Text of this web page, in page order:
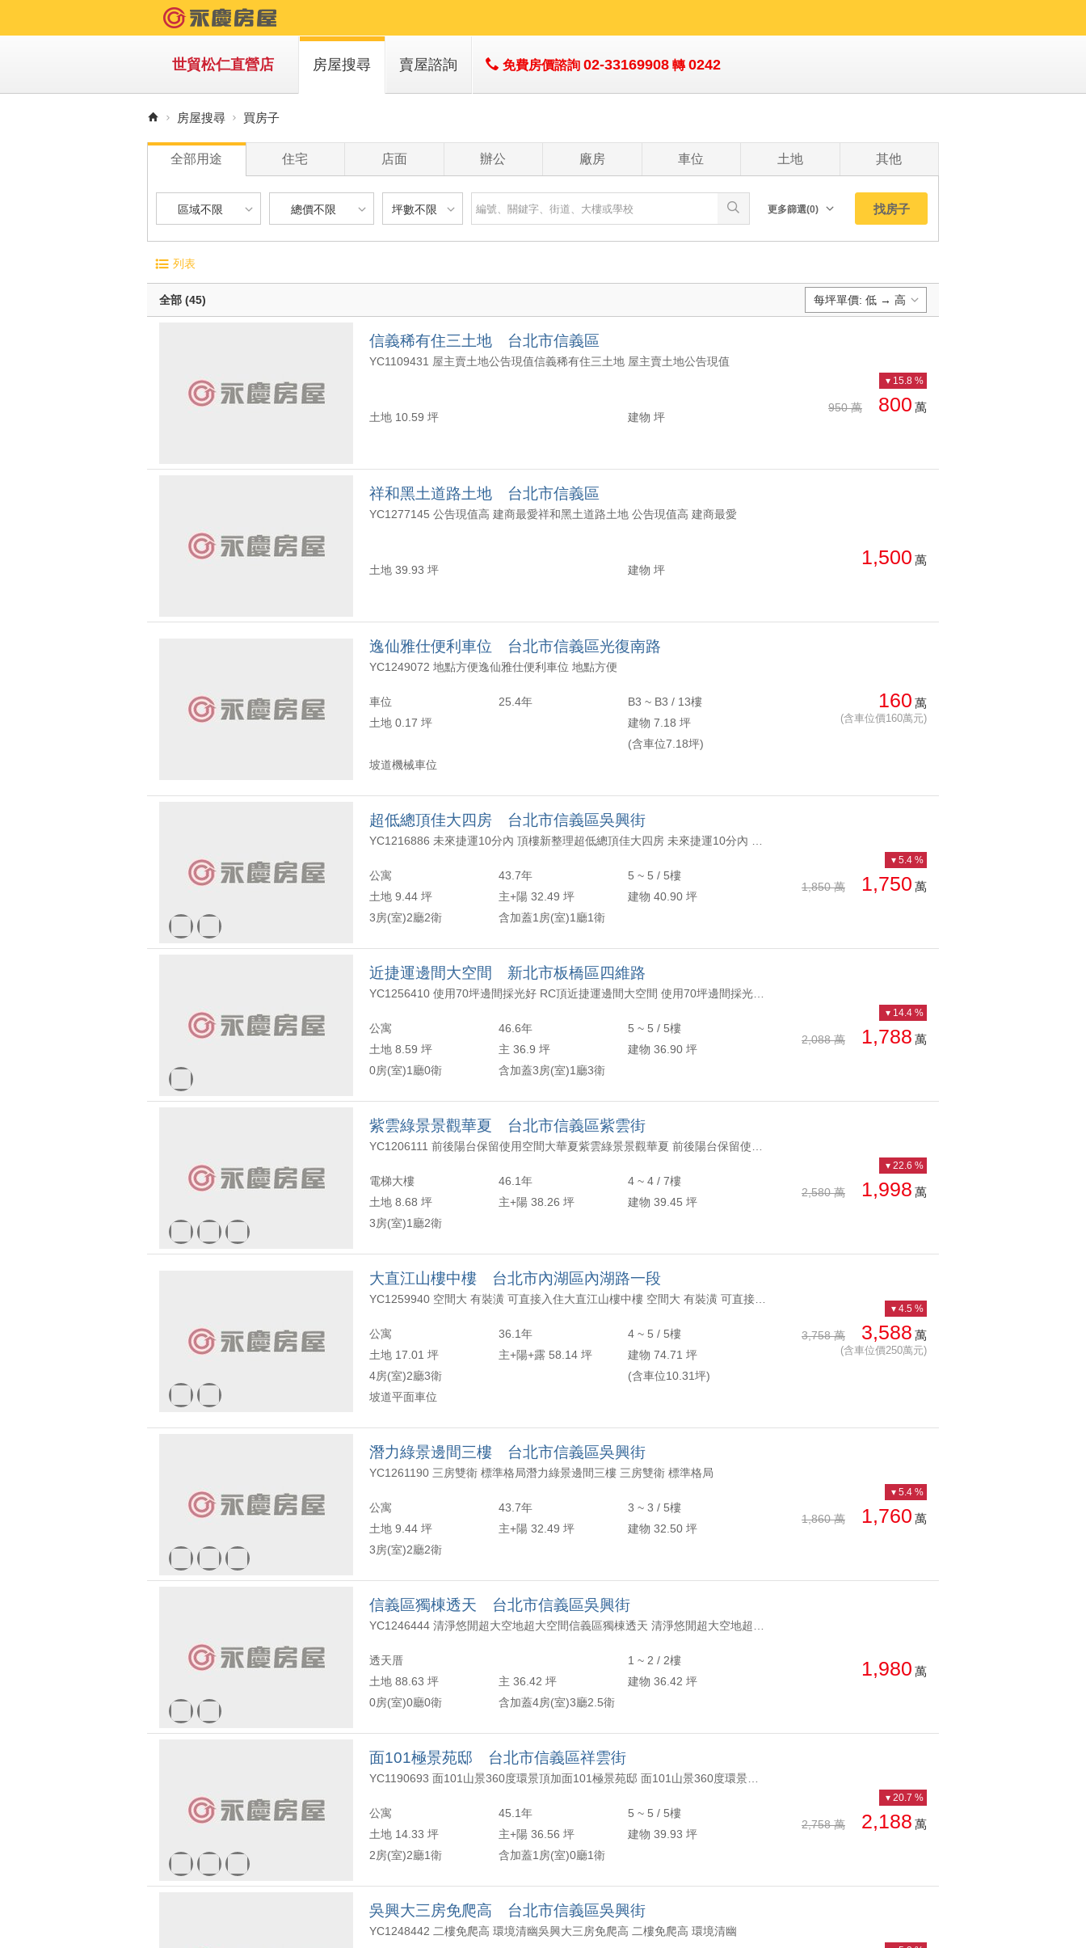
世貿松仁直營店 房屋搜尋 賣屋諮詢 免費房價諮詢 02-33169908 轉0242
房屋搜尋 買房子
全部用途 住宅 店面 辦公 廠房 車位 土地 其他
區域不限
台北市-信義區
台北市-內湖區
台北市-中山區
總價不限
900 萬以下
900 萬 - 1200 萬
1200 萬 - 1500 萬
1500 萬 - 2500 萬
2500 萬 - 4000 萬
萬
坪數不限
坪數不限
20 坪以下
20 坪 - 30 坪
40 坪 - 50 坪
- 坪
更多篩選(0) 找房子
電梯大廈
無電梯公寓
透天別墅
有無障礙空間
5 年 - 10 年
10 年 - 20 年
20 年 - 30 年
年
2 - 6 樓
7 - 12 樓
13 樓以上
3 房
5 房以上
東
列表
全部 (45) 每坪單價: 低 → 高
總價: 低 → 高
每坪單價: 高 → 低
信義稀有住三土地 台北市信義區
YC1109431 屋主賣土地公告現值信義稀有住三土地 屋主賣土地公告現值
土地 10.59 坪 建物 坪
950 萬 800 萬
15.8 %
祥和黑土道路土地 台北市信義區
YC1277145 公告現值高 建商最愛祥和黑土道路土地 公告現值高 建商最愛
土地 39.93 坪 建物 坪
1,500 萬
逸仙雅仕便利車位 台北市信義區光復南路
YC1249072 地點方便逸仙雅仕便利車位 地點方便
車位 25.4年
B3 ~ B3 / 13樓
土地 0.17 坪
建物 7.18 坪
(含車位7.18坪)
坡道機械車位
160 萬
(含車位價160萬元)
超低總頂佳大四房 台北市信義區吳興街
公寓 43.7年
5 ~ 5 / 5樓
土地 9.44 坪
主+陽 32.49 坪
建物 40.90 坪
3房(室)2廳2衛
含加蓋1房(室)1廳1衛
1,850 萬 1,750 萬
5.4 %
近捷運邊間大空間 新北市板橋區四維路
公寓 46.6年
5 ~ 5 / 5樓
土地 8.59 坪
主 36.9 坪
建物 36.90 坪
0房(室)1廳0衛
含加蓋3房(室)1廳3衛
2,088 萬 1,788 萬
14.4 %
紫雲綠景景觀華夏 台北市信義區紫雲街
電梯大樓 46.1年
4 ~ 4 / 7樓
土地 8.68 坪
主+陽 38.26 坪
建物 39.45 坪
3房(室)1廳2衛
2,580 萬 1,998 萬
22.6 %
大直江山樓中樓 台北市內湖區內湖路一段
公寓 36.1年
4 ~ 5 / 5樓
土地 17.01 坪
主+陽+露 58.14 坪
建物 74.71 坪
4房(室)2廳3衛
(含車位10.31坪)
坡道平面車位
3,758 萬 3,588 萬
(含車位價250萬元)
4.5 %
潛力綠景邊間三樓 台北市信義區吳興街
YC1261190 三房雙衛 標準格局潛力綠景邊間三樓 三房雙衛 標準格局
公寓 43.7年
3 ~ 3 / 5樓
土地 9.44 坪
主+陽 32.49 坪
建物 32.50 坪
3房(室)2廳2衛
1,860 萬 1,760 萬
5.4 %
信義區獨棟透天 台北市信義區吳興街
透天厝
1 ~ 2 / 2樓
土地 88.63 坪
主 36.42 坪
建物 36.42 坪
0房(室)0廳0衛
含加蓋4房(室)3廳2.5衛
1,980 萬
面101極景苑邸 台北市信義區祥雲街
公寓 45.1年
5 ~ 5 / 5樓
土地 14.33 坪
主+陽 36.56 坪
建物 39.93 坪
2房(室)2廳1衛
含加蓋1房(室)0廳1衛
2,758 萬 2,188 萬
20.7 %
吳興大三房免爬高 台北市信義區吳興街
YC1248442 二樓免爬高 環境清幽吳興大三房免爬高 二樓免爬高 環境清幽